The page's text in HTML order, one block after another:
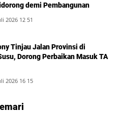
demi Pembangunan
2026 12 51
Tinjau Jalan Provinsi di
Dorong Perbaikan Masuk TA
2026 16 15